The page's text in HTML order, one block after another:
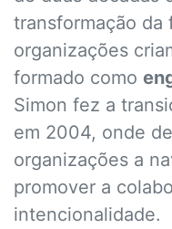
transformação da
organizações
formado como
Simon fez a
em 2004, onde
organizações a
promover a
intencionalidade.